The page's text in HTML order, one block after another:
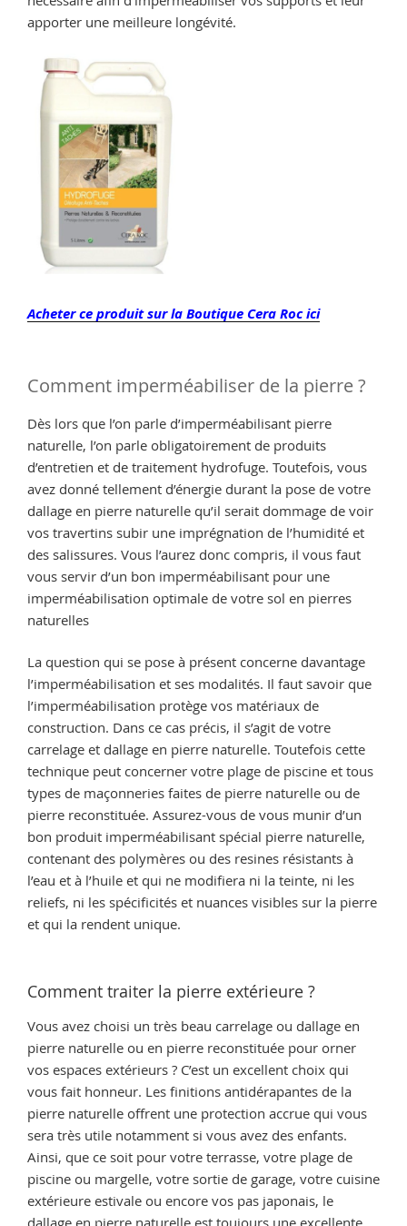
apporter une meilleure longévité.
Acheter ce produit sur la Boutique Cera Roc ici
Comment imperméabiliser de la pierre ?
Dès lors que l’on parle d’imperméabilisant pierre
naturelle, l’on parle obligatoirement de produits
d’entretien et de traitement hydrofuge. Toutefois, vous
avez donné tellement d’énergie durant la pose de votre
dallage en pierre naturelle qu’il serait dommage de voir
vos travertins subir une imprégnation de l’humidité et
des salissures. Vous l’aurez donc compris, il vous faut
vous servir d’un bon imperméabilisant pour une
imperméabilisation optimale de votre sol en pierres
naturelles
La question qui se pose à présent concerne davantage
l’imperméabilisation et ses modalités. Il faut savoir que
l’imperméabilisation protège vos matériaux de
construction. Dans ce cas précis, il s’agit de votre
carrelage et dallage en pierre naturelle. Toutefois cette
technique peut concerner votre plage de piscine et tous
types de maçonneries faites de pierre naturelle ou de
pierre reconstituée. Assurez-vous de vous munir d’un
bon produit imperméabilisant spécial pierre naturelle,
contenant des polymères ou des resines résistants à
l’eau et à l’huile et qui ne modifiera ni la teinte, ni les
reliefs, ni les spécificités et nuances visibles sur la pierre
et qui la rendent unique.
Comment traiter la pierre extérieure ?
Vous avez choisi un très beau carrelage ou dallage en
pierre naturelle ou en pierre reconstituée pour orner
vos espaces extérieurs ? C’est un excellent choix qui
vous fait honneur. Les finitions antidérapantes de la
pierre naturelle offrent une protection accrue qui vous
sera très utile notamment si vous avez des enfants.
Ainsi, que ce soit pour votre terrasse, votre plage de
piscine ou margelle, votre sortie de garage, votre cuisine
extérieure estivale ou encore vos pas japonais, le